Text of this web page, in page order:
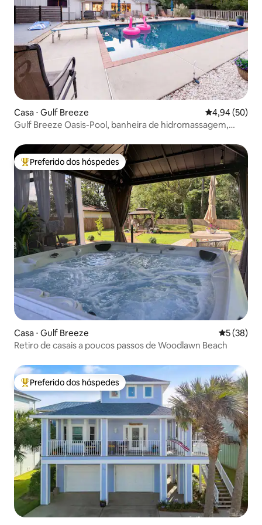
Casa ⋅ Gulf Breeze 4,94 de uma
4,94 (50)
Gulf Breeze Oasis-Pool, banheira de hidromassagem,
Entre os melhores preferidos dos hóspedes
Preferido dos hóspedes
Casa ⋅ Gulf Breeze 5 de uma
5 (38)
Retiro de casais a poucos passos de Woodlawn Beach
Entre os melhores preferidos dos hóspedes
Preferido dos hóspedes